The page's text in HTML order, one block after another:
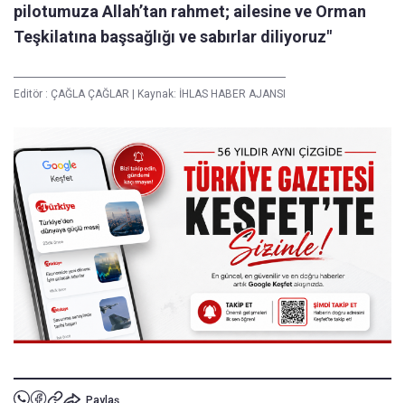
pilotumuza Allah’tan rahmet; ailesine ve Orman
Teşkilatına başsağlığı ve sabırlar diliyoruz"
Editör : ÇAĞLA ÇAĞLAR | Kaynak: İHLAS HABER AJANSI
Paylaş